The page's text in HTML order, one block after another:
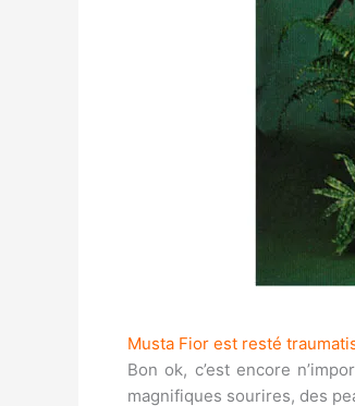
Musta Fior est resté
Bon ok, c’est encore
magnifiques sourires, des